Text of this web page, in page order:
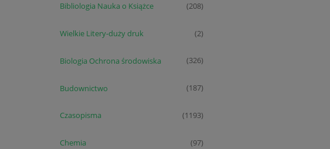
Bibliologia Nauka o Książce (208)
Wielkie Litery-duży druk (2)
Biologia Ochrona środowiska (326)
Budownictwo (187)
Czasopisma (1193)
Chemia (97)